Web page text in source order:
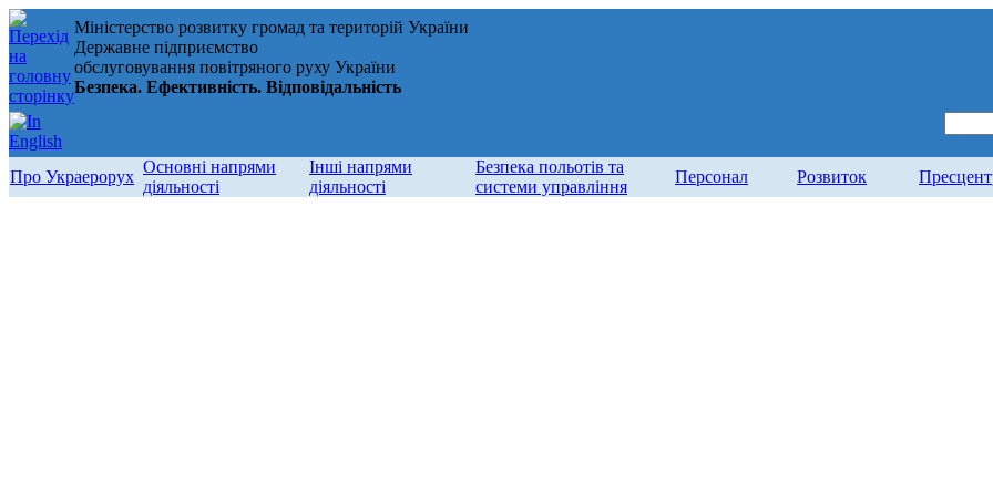
Міністерство розвитку громад та територій України
Державне підприємство
обслуговування повітряного руху України
Безпека. Ефективність. Відповідальність
Про Украерорух
Основні напрями
діяльності
Інші напрями
діяльності
Безпека польотів та
системи управління
Персонал Розвиток